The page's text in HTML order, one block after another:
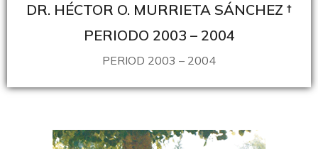
DR. HÉCTOR O. MURRIETA SÁNCHEZ †
PERIODO 2003 – 2004
PERIOD 2003 – 2004